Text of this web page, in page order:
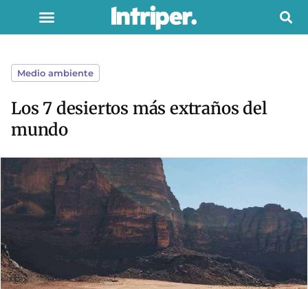
Medio ambiente
Los 7 desiertos más extraños del
mundo